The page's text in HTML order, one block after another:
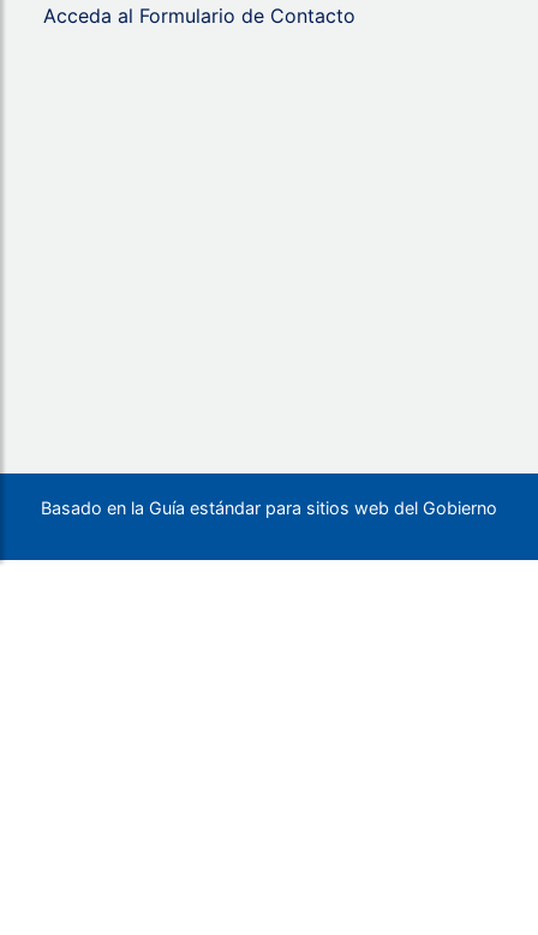
Acceda al Formulario de Contacto
Basado en la Guía estándar para sitios web del Gobierno